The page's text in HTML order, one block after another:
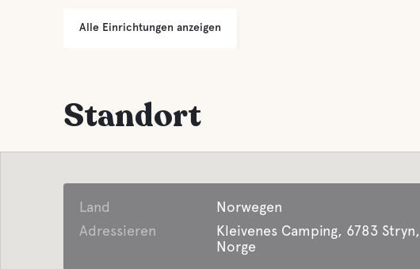
Alle Einrichtungen anzeigen
Standort
Land
Norwegen
Adressieren
Kleivenes Camping, 6783 Stryn,
Norge